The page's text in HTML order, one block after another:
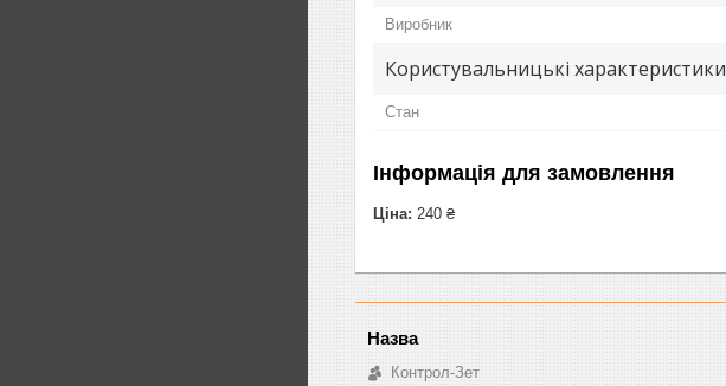
Виробник
Користувальницькі характеристики
Стан
Інформація для замовлення
Ціна: 240 ₴
Контрол-Зет